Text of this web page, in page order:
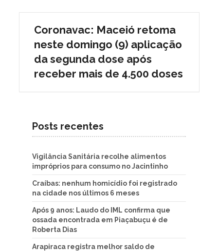
Coronavac: Maceió retoma
neste domingo (9) aplicação
da segunda dose após
receber mais de 4.500 doses
Posts recentes
Vigilância Sanitária recolhe alimentos
impróprios para consumo no Jacintinho
Craíbas: nenhum homicídio foi registrado
na cidade nos últimos 6 meses
Após 9 anos: Laudo do IML confirma que
ossada encontrada em Piaçabuçu é de
Roberta Dias
Arapiraca registra melhor saldo de